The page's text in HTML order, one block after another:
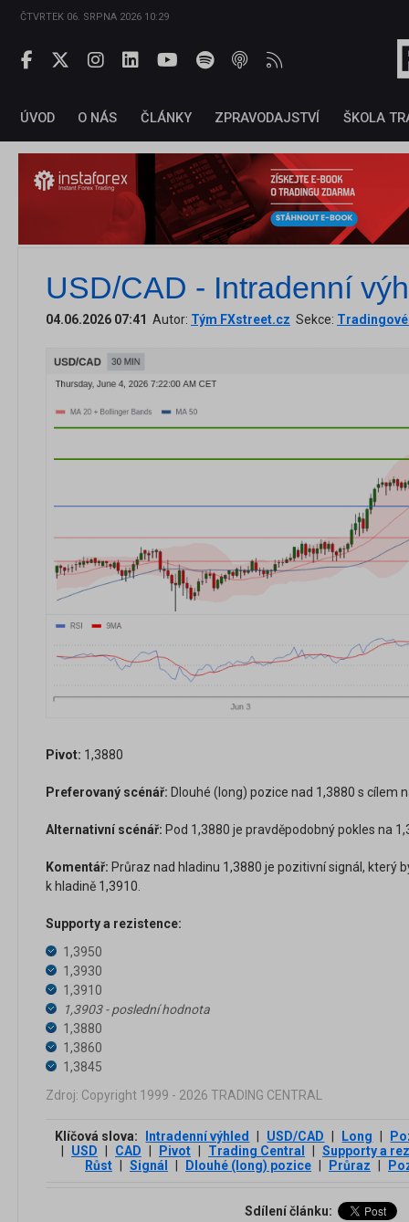
ČTVRTEK 06. SRPNA 2026 10:29
ÚVOD O NÁS ČLÁNKY ZPRAVODAJSTVÍ ŠKOLA
USD/CAD - Intradenní
04.06.2026 07:41 Autor: Tým FXstreet.cz Sekce: Tradingové
Pivot: 1,3880
Preferovaný scénář: Dlouhé (long) pozice nad 1,3880 s cílem
Alternativní scénář: Pod 1,3880 je pravděpodobný pokles na
Komentář: Průraz nad hladinu 1,3880 je pozitivní signál, který
k hladině 1,3910.
Supporty a rezistence:
1,3950
1,3930
1,3910
1,3903 - poslední hodnota
1,3880
1,3860
1,3845
Zdroj: Copyright 1999 - 2026 TRADING CENTRAL
Klíčová slova: Intradenní výhled USD/CAD Long
USD CAD Pivot Trading Central
Supporty a
Růst
Signál Dlouhé (long) pozice Průraz
Sdílení článku: